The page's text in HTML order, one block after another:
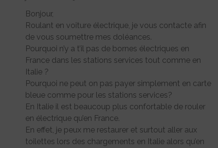
Bonjour,
Roulant en voiture électrique, je vous contacte afin
de vous soumettre mes doléances.
Pourquoi n’y a t’il pas de bornes électriques en
France dans les stations services tout comme en
Italie ?
Pourquoi ne peut on pas payer simplement en carte
bleue comme pour les stations services?
En Italie il est beaucoup plus confortable de rouler
en électrique qu’en France.
En effet, je peux me restaurer et surtout aller aux
toilettes lors des chargements en Italie alors qu’en